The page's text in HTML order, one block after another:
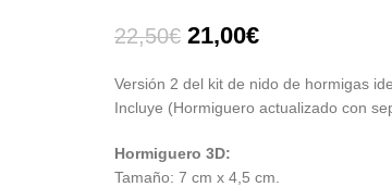
22,50€ 21,00€
Versión 2 del kit de nido de hormigas
Incluye (Hormiguero actualizado con
Hormiguero 3D:
Tamaño: 7 cm x 4,5 cm.